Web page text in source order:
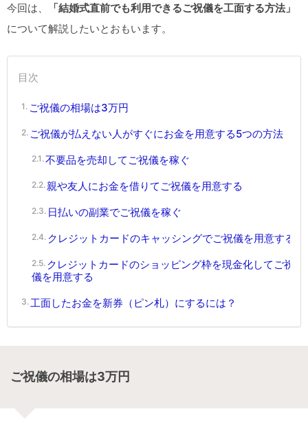
今回は、
「結婚式直前でも利用できるご祝儀を工面する方法」
について解説したいとおもいます。
目次
ご祝儀の相場は3万円
ご祝儀が払えない人がすぐにお金を用意する5つの方法
不要品を売却してご祝儀を稼ぐ
親や友人にお金を借りてご祝儀を用意する
日払いの副業でご祝儀を稼ぐ
クレジットカードのキャッシングでご祝儀を用意する
クレジットカードのショッピング枠を現金化してご祝
儀を用意する
工面したお金を新券（ピン札）にするには？
ご祝儀の相場は3万円